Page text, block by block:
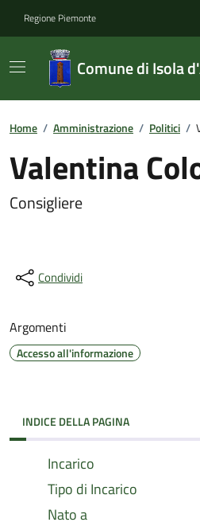
Regione Piemonte
Comune di Isola
Home / Amministrazione / Politici /
Valentina
Consigliere
Condividi
Argomenti
Accesso all'informazione
INDICE DELLA PAGINA
Incarico
Tipo di Incarico
Nato a